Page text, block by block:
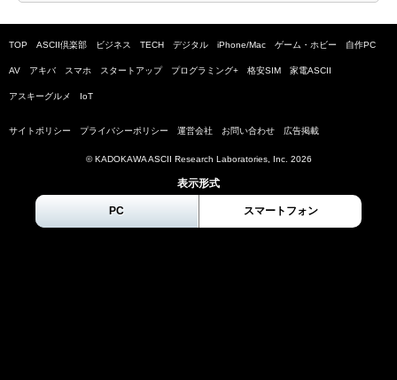
TOP ASCII倶楽部 ビジネス TECH デジタル iPhone/Mac ゲーム・ホビー 自作PC
AV アキバ スマホ スタートアップ プログラミング+ 格安SIM 家電ASCII
アスキーグルメ IoT
サイトポリシー プライバシーポリシー 運営会社 お問い合わせ 広告掲載
© KADOKAWA ASCII Research Laboratories, Inc. 2026
表示形式
PC スマートフォン